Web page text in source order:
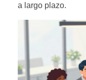
a largo plazo.